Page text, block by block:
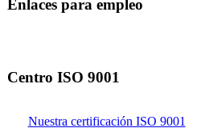
Enlaces para empleo
Centro ISO 9001
Nuestra certificación ISO 9001